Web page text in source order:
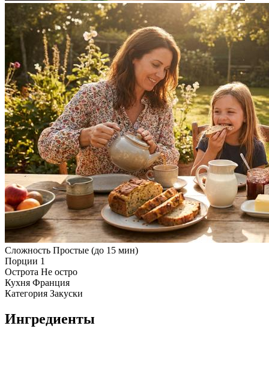
Сложность Простые (до 15 мин)
Порции 1
Острота Не остро
Кухня Франция
Категория Закуски
Ингредиенты